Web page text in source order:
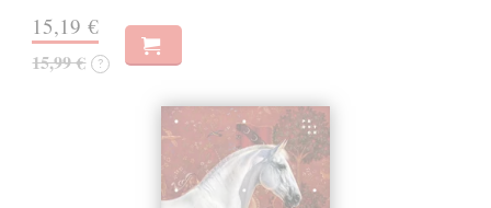
15,19 €
15,99 € ?